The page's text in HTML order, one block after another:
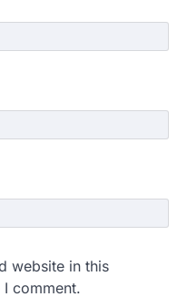
website in this
comment.